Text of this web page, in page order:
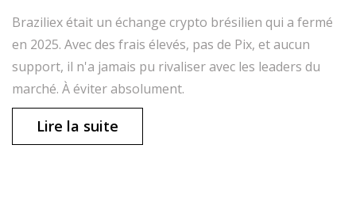
Braziliex était un échange crypto brésilien qui a fermé
en 2025. Avec des frais élevés, pas de Pix, et aucun
support, il n'a jamais pu rivaliser avec les leaders du
marché. À éviter absolument.
Lire la suite